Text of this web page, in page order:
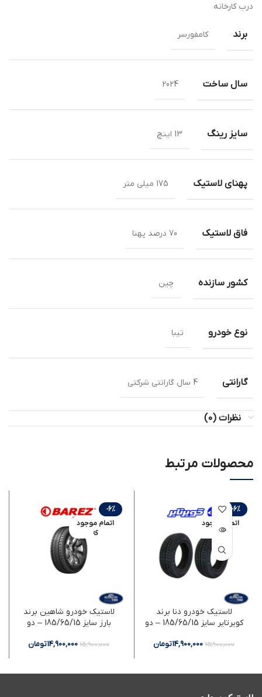
درب کارخانه
برند کامفورسر
سال ساخت 2024
سایز رینگ 13 اینچ
پهنای لاستیک 175 میلی متر
فاق لاستیک 70 درصد پهنا
کشور سازنده چین
نوع خودرو تیبا
گارانتی 4 سال گارانتی شرکتی
نظرات (0)
محصولات مرتبط
-6%
اتمام موجود
ی
لاستیک خودرو دنا برند
کویرتایر سایز 185/65/15 – دو
15,900,000
14,900,000تومان
-6%
اتمام موجود
ی
لاستیک خودرو شاهین برند
بارز سایز 185/65/15 – دو
15,900,000
14,900,000تومان